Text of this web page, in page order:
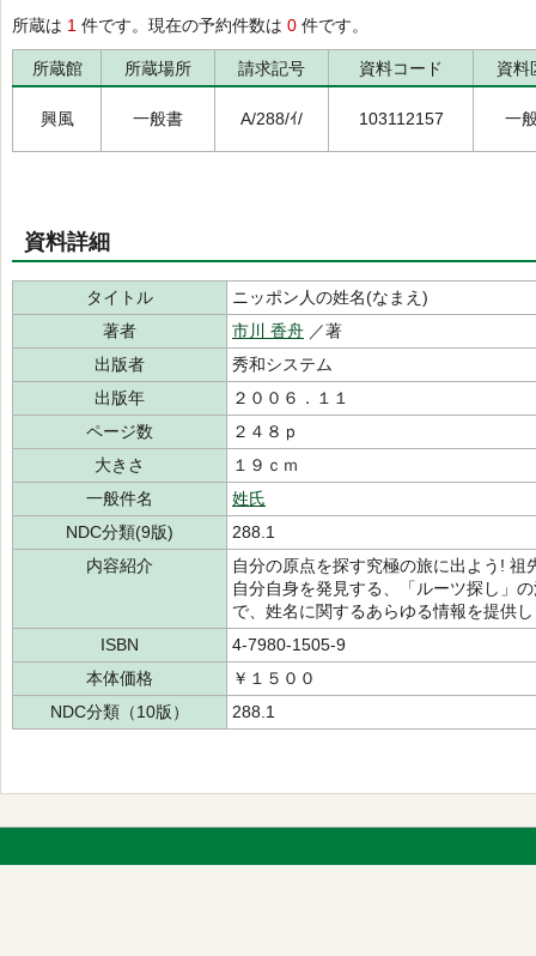
所蔵は 1 件です。現在の予約件数は 0 件です。
所蔵館 所蔵場所 請求記号 資料コード 資料
興風 一般書 A/288/ｲ/ 103112157 一
資料詳細
タイトル
ニッポン人の姓名(なまえ)
著者
市川 香舟 ／著
出版者
秀和システム
出版年
２００６．１１
ページ数
２４８ｐ
大きさ
１９ｃｍ
一般件名
姓氏
NDC分類(9版)
288.1
内容紹介
自分の原点を探す究極の旅に出よう!
自分自身を発見する、「ルーツ探し」
で、姓名に関するあらゆる情報を提供
ISBN
4-7980-1505-9
本体価格
￥１５００
NDC分類（10版）
288.1